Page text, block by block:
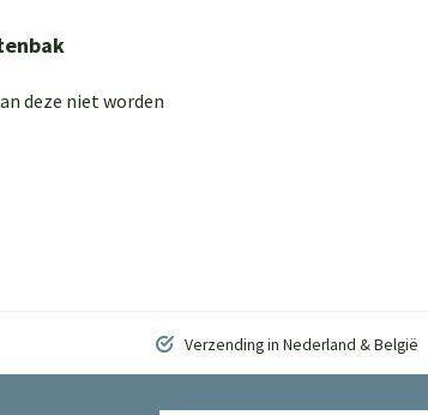
deze niet worden
Verzending in Nederland & België